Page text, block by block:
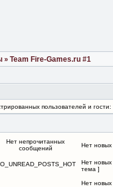
» Team Fire-Games.ru #1
пользователей и гости:
Нет
Нет
тема ]
Нет